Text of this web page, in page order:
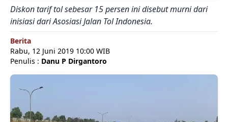
Diskon tarif tol sebesar 15 persen ini disebut murni dari
inisiasi dari Asosiasi Jalan Tol Indonesia.
Berita
Rabu, 12 Juni 2019 10:00 WIB
Penulis : Danu P Dirgantoro